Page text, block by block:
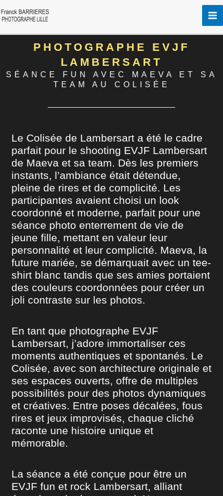
au
PHOTOGRAPHE EVJF
LAMBERSART
SÉANCE FUN AVEC MAEVA ET SA
TEAM AU COLISÉE
Le Colisée de Lambersart a été le cadre
parfait pour le shooting EVJF Lambersart
de Maeva et sa team. Dès les premiers
instants, l’ambiance était détendue,
pleine de rires et de complicité. Les
participantes avaient choisi un look
coordonné et moderne, parfait pour une
séance photo enterrement de vie de
jeune fille, mettant en valeur leur
personnalité et leur complicité. Maeva, la
future mariée, se démarquait avec un tee-
shirt blanc tandis que ses amies portaient
des couleurs coordonnées pour créer un
joli contraste sur les photos.
En tant que photographe EVJF
Lambersart, j’adore immortaliser ces
moments authentiques et spontanés. Le
Colisée, avec son architecture originale et
ses espaces ouverts, offre de multiples
possibilités pour des photos dynamiques
et créatives. Entre poses décalées, fous
rires et jeux improvisés, chaque cliché
raconte une histoire unique et
mémorable.
La séance a été conçue pour être un
EVJF fun et rock Lambersart, alliant